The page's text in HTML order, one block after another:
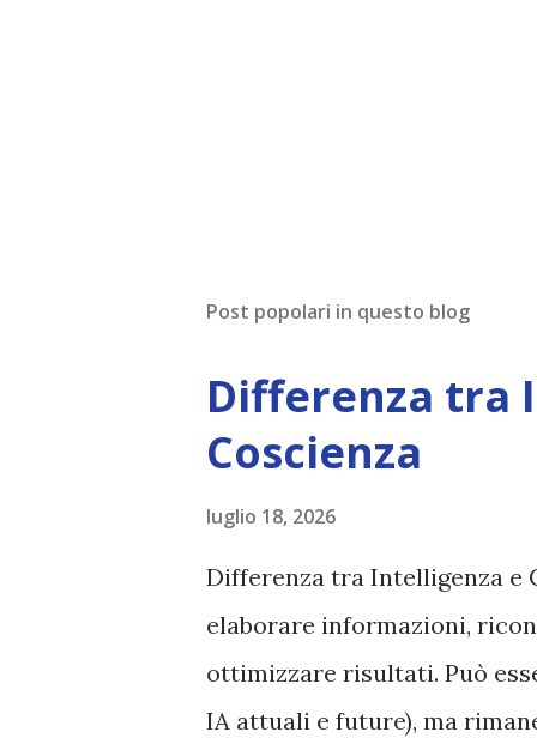
Post popolari in questo blog
Differenza tra
Coscienza
luglio 18, 2026
Differenza tra Intelligenza e
elaborare informazioni,
ottimizzare risultati. Può
IA attuali e future), ma